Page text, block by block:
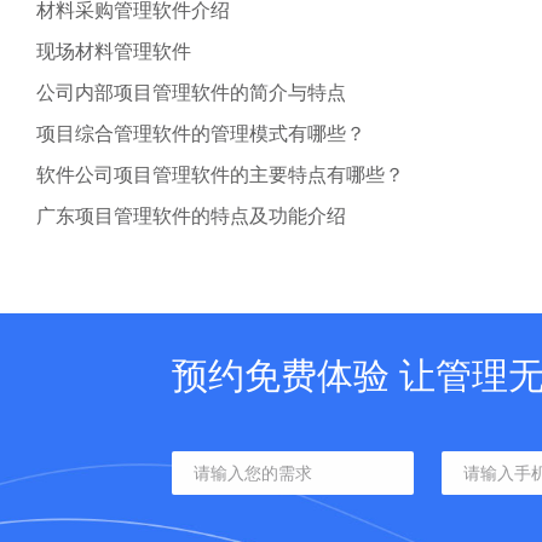
材料采购管理软件介绍
现场材料管理软件
公司内部项目管理软件的简介与特点
项目综合管理软件的管理模式有哪些？
软件公司项目管理软件的主要特点有哪些？
广东项目管理软件的特点及功能介绍
预约免费体验 让管理